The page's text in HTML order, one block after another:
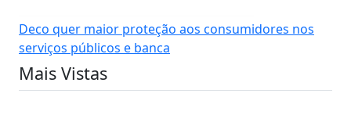
Deco quer maior proteção aos consumidores nos
serviços públicos e banca
Mais Vistas